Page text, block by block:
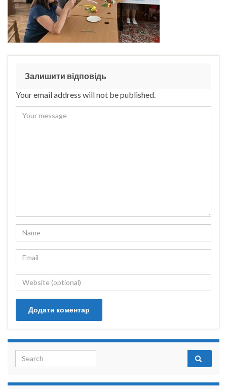
Залишити відповідь
Your email address will not be published.
Search for: